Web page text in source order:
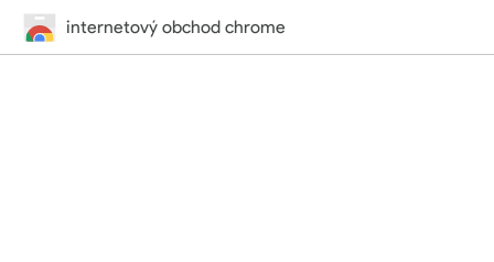
internetový obchod chrome